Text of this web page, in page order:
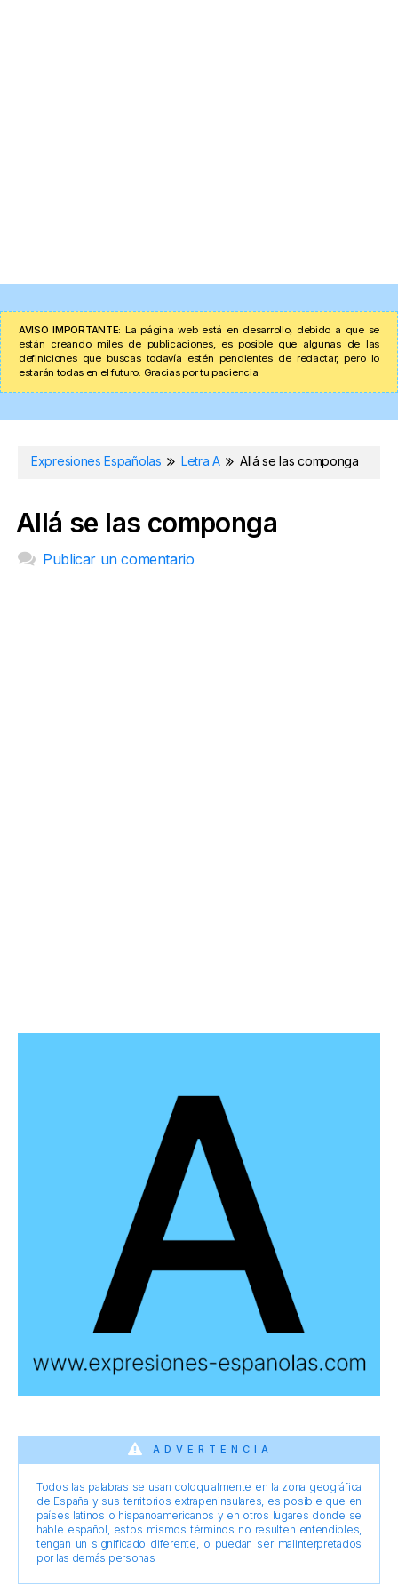
AVISO IMPORTANTE: La página web está en desarrollo, debido a que se
están creando miles de publicaciones, es posible que algunas de las
definiciones que buscas todavía estén pendientes de redactar, pero lo
estarán todas en el futuro. Gracias por tu paciencia.
Expresiones Españolas Letra A Allá se las componga
Allá se las componga
Publicar un comentario
ADVERTENCIA
Todos las palabras se usan coloquialmente en la zona geográfica
de España y sus territorios extrapeninsulares, es posible que en
países latinos o hispanoamericanos y en otros lugares donde se
hable español, estos mismos términos no resulten entendibles,
tengan un significado diferente, o puedan ser malinterpretados
por las demás personas